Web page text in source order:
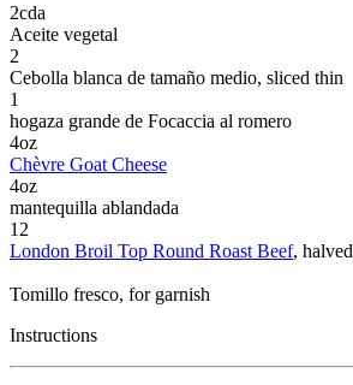
2cda
Aceite vegetal
2
Cebolla blanca de tamaño medio, sliced thin
1
hogaza grande de Focaccia al romero
4oz
Chèvre Goat Cheese
4oz
mantequilla ablandada
12
London Broil Top Round Roast Beef, halved
Tomillo fresco, for garnish
Instructions